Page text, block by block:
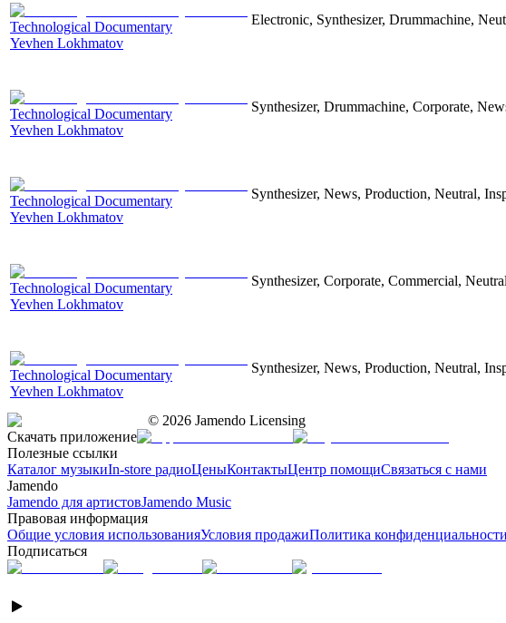
Technological Documentary
Yevhen Lokhmatov
Electronic, Synthesizer, Drummachine,
Technological Documentary
Yevhen Lokhmatov
Synthesizer, Drummachine, Corporate,
Technological Documentary
Yevhen Lokhmatov
Synthesizer, News, Production, Neutral,
Technological Documentary
Yevhen Lokhmatov
Synthesizer, Corporate, Commercial,
Technological Documentary
Yevhen Lokhmatov
Synthesizer, News, Production, Neutral,
© 2026 Jamendo Licensing
Скачать приложение
Полезные ссылки
Каталог музыкиIn-store радиоЦеныКонтактыЦентр помощиСвязаться с нами
Jamendo
Jamendo для артистовJamendo Music
Правовая информация
Общие условия использованияУсловия продажиПолитика конфиденциальности
Подписаться